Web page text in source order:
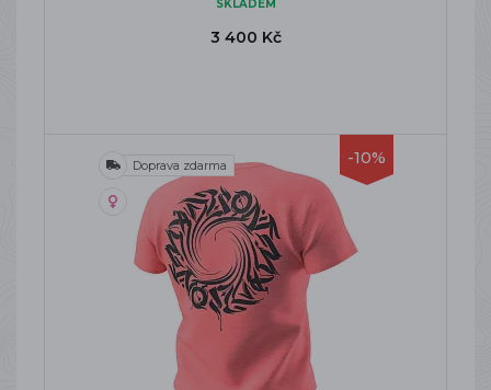
SKLADEM
3 400 Kč
-10%
Doprava zdarma